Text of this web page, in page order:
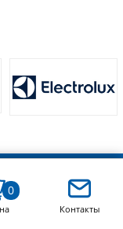
0
Контакты